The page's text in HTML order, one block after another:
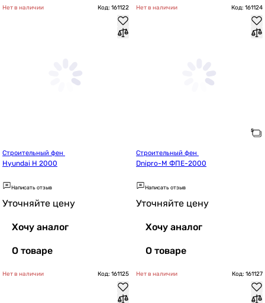
Нет в наличии Код: 161122
Hyundai H 2000
Написать отзыв
Уточняйте цену
Хочу аналог
О товаре
Нет в наличии Код: 161124
Dnipro-M ФПЕ-2000
Написать отзыв
Уточняйте цену
Хочу аналог
О товаре
Нет в наличии Код: 161125 Нет в наличии Код: 161127